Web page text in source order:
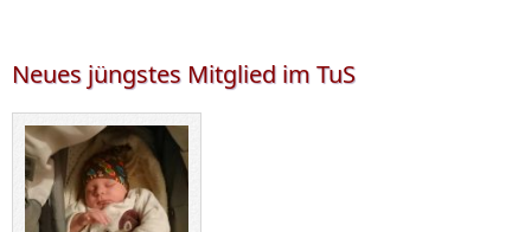
Neues jüngstes Mitglied im TuS